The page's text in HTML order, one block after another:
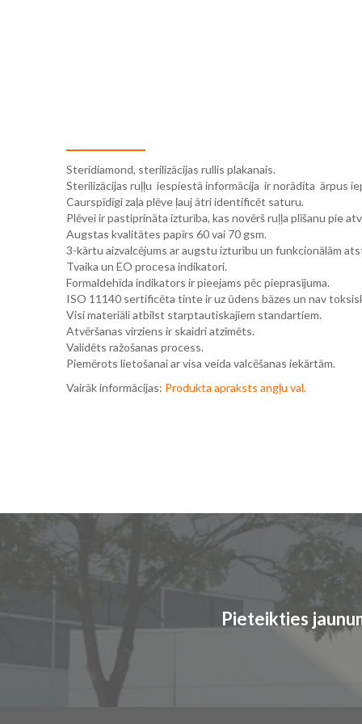
Steridiamond, sterilizācijas rullis plakanais.
Sterilizācijas ruļļu iespiestā informācija ir norādīta ārpus
Caurspīdīgi zaļa plēve ļauj ātri identificēt saturu.
Plēvei ir pastiprināta izturība, kas novērš ruļļa plīšanu pie
Augstas kvalitātes papīrs 60 vai 70 gsm.
3-kārtu aizvalcējums ar augstu izturību un funkcionālām
Tvaika un EO procesa indikatori.
Formaldehīda indikators ir pieejams pēc pieprasījuma.
ISO 11140 sertificēta tinte ir uz ūdens bāzes un nav
Visi materiāli atbilst starptautiskajiem standartiem.
Atvēršanas virziens ir skaidri atzīmēts.
Validēts ražošanas process.
Piemērots lietošanai ar visa veida valcēšanas iekārtām.
Vairāk informācijas: Produkta apraksts angļu val.
Pieteikties